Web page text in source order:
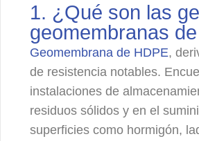
1. ¿Qué son las
geomembranas
Geomembrana de HDPE,
de resistencia notables.
instalaciones de
residuos sólidos y en el
superficies como hormigón,